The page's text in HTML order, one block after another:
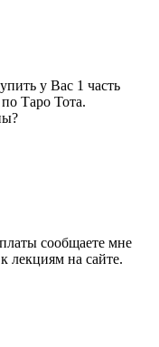
у Вас 1 часть
Таро Тота.
сообщаете мне
лекциям на сайте.